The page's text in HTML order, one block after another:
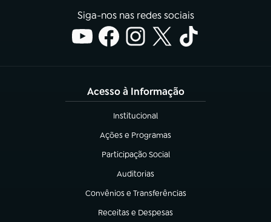
Siga-nos nas redes sociais
Acesso à Informação
Institucional
(abre em nova aba)
Ações e Programas
(abre em nova aba)
Participação Social
(abre em nova aba)
Auditorias
(abre em nova aba)
Convênios e Transferências
(abre em nova aba)
Receitas e Despesas
(abre em nova aba)